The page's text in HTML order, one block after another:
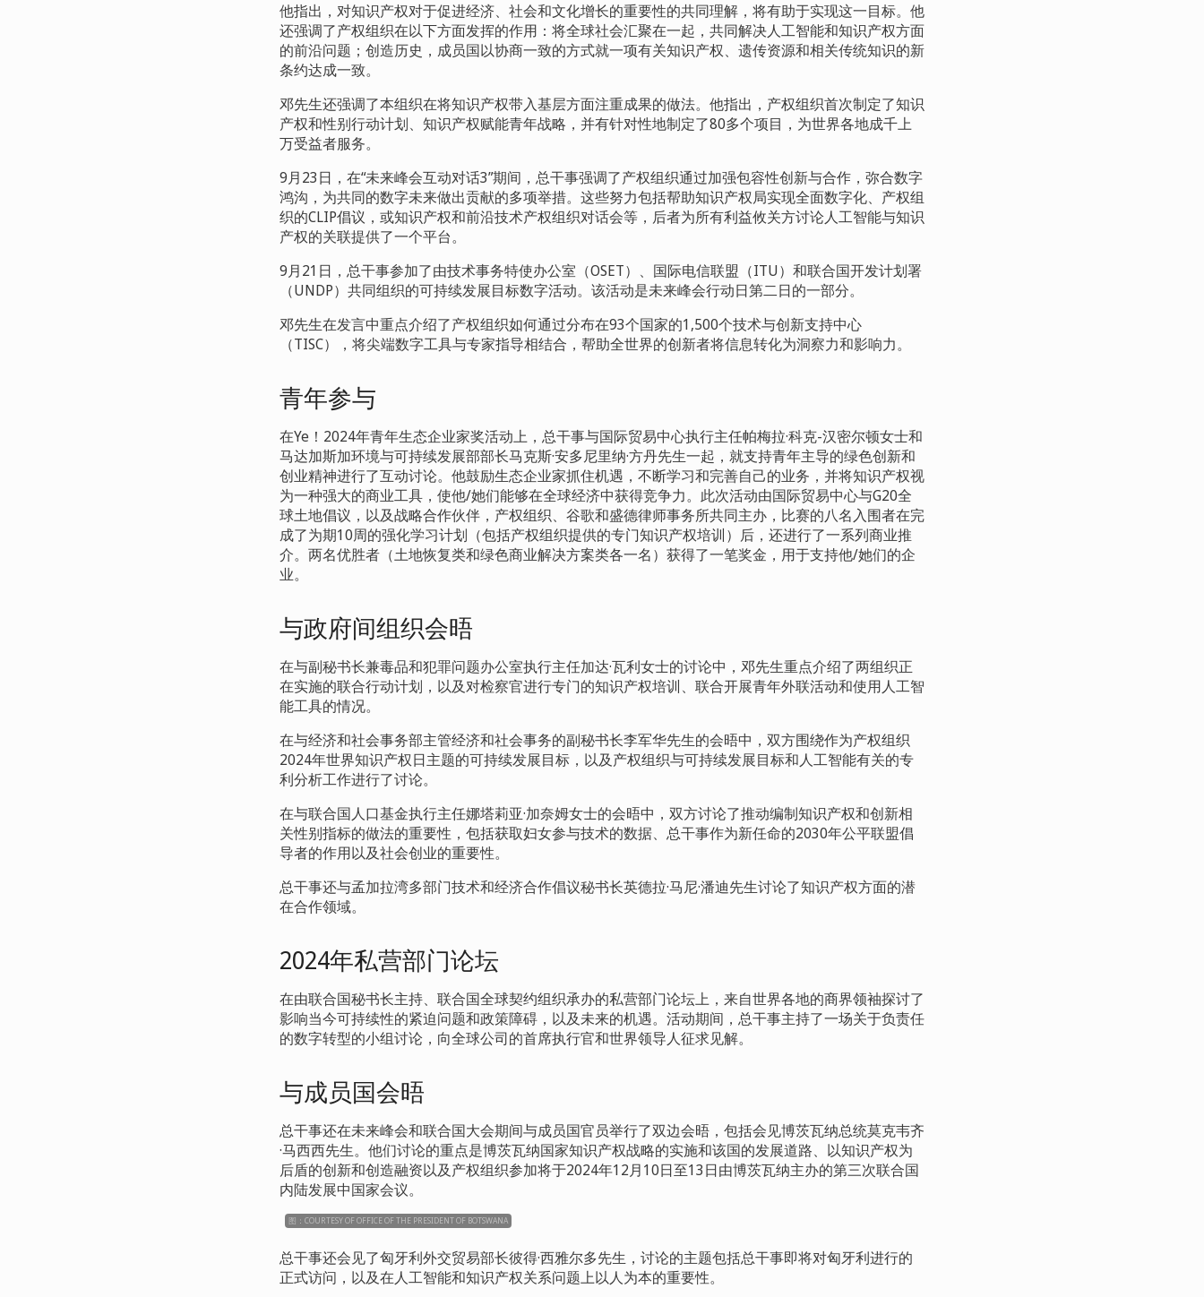
他指出，对知识产权对于促进经济、社会和文化增长的重要性的共同理解，将有助于实现这一目标。他
还强调了产权组织在以下方面发挥的作用：将全球社会汇聚在一起，共同解决人工智能和知识产权方面
的前沿问题；创造历史，成员国以协商一致的方式就一项有关知识产权、遗传资源和相关传统知识的新
条约达成一致。
邓先生还强调了本组织在将知识产权带入基层方面注重成果的做法。他指出，产权组织首次制定了知识
产权和性别行动计划、知识产权赋能青年战略，并有针对性地制定了80多个项目，为世界各地成千上
万受益者服务。
9月23日，在“未来峰会互动对话3”期间，总干事强调了产权组织通过加强包容性创新与合作，弥合数字
鸿沟，为共同的数字未来做出贡献的多项举措。这些努力包括帮助知识产权局实现全面数字化、产权组
织的CLIP倡议，或知识产权和前沿技术产权组织对话会等，后者为所有利益攸关方讨论人工智能与知识
产权的关联提供了一个平台。
9月21 日，总干事参加了由技术事务特使办公室（OSET）、国际电信联盟（ITU）和联合国开发计划署
（UNDP）共同组织的可持续发展目标数字活动。该活动是未来峰会行动日第二日的一部分。
邓先生在发言中重点介绍了产权组织如何通过分布在93个国家的1,500个技术与创新支持中心
（TISC），将尖端数字工具与专家指导相结合，帮助全世界的创新者将信息转化为洞察力和影响力。
青年参与
在Ye ！ 2024年青年生态企业家奖活动上，总干事与国际贸易中心执行主任帕梅拉·科克-汉密尔顿女士和
马达加斯加环境与可持续发展部部长马克斯·安多尼里纳·方丹先生一起，就支持青年主导的绿色创新和
创业精神进行了互动讨论。他鼓励生态企业家抓住机遇，不断学习和完善自己的业务，并将知识产权视
为一种强大的商业工具，使他/她们能够在全球经济中获得竞争力。此次活动由国际贸易中心与G20全
球土地倡议，以及战略合作伙伴，产权组织、谷歌和盛德律师事务所共同主办，比赛的八名入围者在完
成了为期10周的强化学习计划（包括产权组织提供的专门知识产权培训）后，还进行了一系列商业推
介。两名优胜者（土地恢复类和绿色商业解决方案类各一名）获得了一笔奖金，用于支持他/她们的企
业。
与政府间组织会晤
在与副秘书长兼毒品和犯罪问题办公室执行主任加达·瓦利女士的讨论中，邓先生重点介绍了两组织正
在实施的联合行动计划，以及对检察官进行专门的知识产权培训、联合开展青年外联活动和使用人工智
能工具的情况。
在与经济和社会事务部主管经济和社会事务的副秘书长李军华先生的会晤中，双方围绕作为产权组织
2024年世界知识产权日主题的可持续发展目标，以及产权组织与可持续发展目标和人工智能有关的专
利分析工作进行了讨论。
在与联合国人口基金执行主任娜塔莉亚·加奈姆女士的会晤中，双方讨论了推动编制知识产权和创新相
关性别指标的做法的重要性，包括获取妇女参与技术的数据、总干事作为新任命的2030年公平联盟倡
导者的作用以及社会创业的重要性。
总干事还与孟加拉湾多部门技术和经济合作倡议秘书长英德拉·马尼·潘迪先生讨论了知识产权方面的潜
在合作领域。
2024年私营部门论坛
在由联合国秘书长主持、联合国全球契约组织承办的私营部门论坛上，来自世界各地的商界领袖探讨了
影响当今可持续性的紧迫问题和政策障碍，以及未来的机遇。活动期间，总干事主持了一场关于负责任
的数字转型的小组讨论，向全球公司的首席执行官和世界领导人征求见解。
与成员国会晤
总干事还在未来峰会和联合国大会期间与成员国官员举行了双边会晤，包括会见博茨瓦纳总统莫克韦齐
·马西西先生。他们讨论的重点是博茨瓦纳国家知识产权战略的实施和该国的发展道路、以知识产权为
后盾的创新和创造融资以及产权组织参加将于2024年12月10日至13日由博茨瓦纳主办的第三次联合国
内陆发展中国家会议。
图：COURTESY OF OFFICE OF THE PRESIDENT OF BOTSWANA
总干事还会见了匈牙利外交贸易部长彼得·西雅尔多先生，讨论的主题包括总干事即将对匈牙利进行的
正式访问，以及在人工智能和知识产权关系问题上以人为本的重要性。